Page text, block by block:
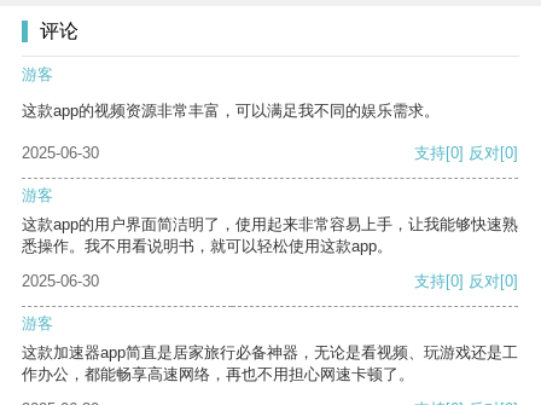
评论
游客
这款app的视频资源非常丰富，可以满足我不同的娱乐需求。
2025-06-30 支持[0] 反对[0]
游客
这款app的用户界面简洁明了，使用起来非常容易上手，让我能够快速熟
悉操作。我不用看说明书，就可以轻松使用这款app。
2025-06-30
支持[0] 反对[0]
游客
这款加速器app简直是居家旅行必备神器，无论是看视频、玩游戏还是工
作办公，都能畅享高速网络，再也不用担心网速卡顿了。